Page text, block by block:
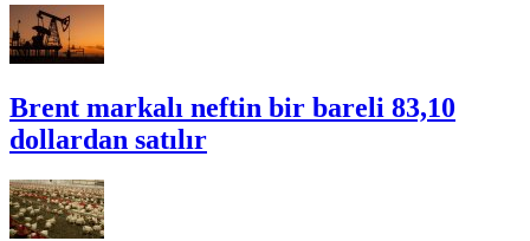
Brent markalı neftin bir bareli 83,10
dollardan satılır